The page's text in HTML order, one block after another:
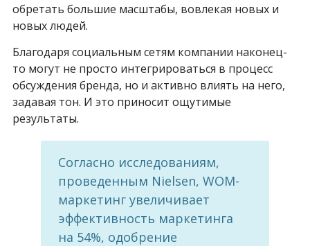
обретать большие масштабы, вовлекая новых и
новых людей.
Благодаря социальным сетям компании наконец-
то могут не просто интегрироваться в процесс
обсуждения бренда, но и активно влиять на него,
задавая тон. И это приносит ощутимые
результаты.
Согласно исследованиям,
проведенным Nielsen, WOM-
маркетинг увеличивает
эффективность маркетинга
на 54%, одобрение